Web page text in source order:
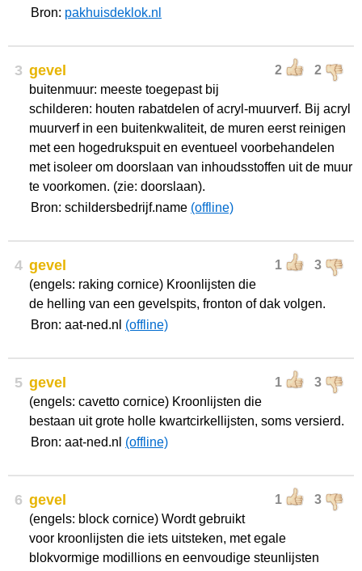
Bron: pakhuisdeklok.nl
3 2 2
gevel
buitenmuur: meeste toegepast bij
schilderen: houten rabatdelen of acryl-muurverf. Bij acryl
muurverf in een buitenkwaliteit, de muren eerst reinigen
met een hogedrukspuit en eventueel voorbehandelen
met isoleer om doorslaan van inhoudsstoffen uit de muur
te voorkomen. (zie: doorslaan).
Bron: schildersbedrijf.name (offline)
4 1 3
gevel
(engels: raking cornice) Kroonlijsten die
de helling van een gevelspits, fronton of dak volgen.
Bron: aat-ned.nl (offline)
5 1 3
gevel
(engels: cavetto cornice) Kroonlijsten die
bestaan uit grote holle kwartcirkellijsten, soms versierd.
Bron: aat-ned.nl (offline)
6 1 3
gevel
(engels: block cornice) Wordt gebruikt
voor kroonlijsten die iets uitsteken, met egale
blokvormige modillions en eenvoudige steunlijsten